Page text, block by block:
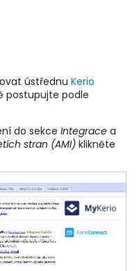
ústřednu Kerio
postupujte podle
do sekce Integrace a
stran (AMI)klikněte